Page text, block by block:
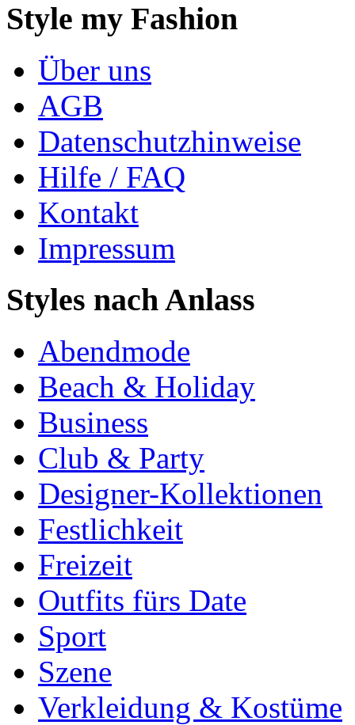
Style my Fashion
Über uns
AGB
Datenschutzhinweise
Hilfe / FAQ
Kontakt
Impressum
Styles nach Anlass
Abendmode
Beach & Holiday
Business
Club & Party
Designer-Kollektionen
Festlichkeit
Freizeit
Outfits fürs Date
Sport
Szene
Verkleidung & Kostüme